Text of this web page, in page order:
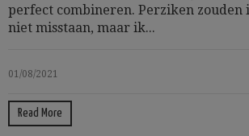
perfect combineren. Perziken zouden
niet misstaan, maar ik...
01/08/2021
Read More